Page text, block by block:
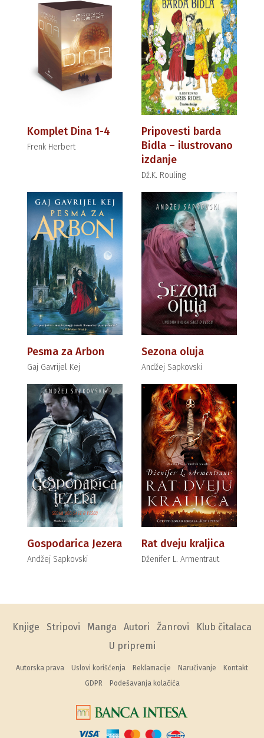
Komplet Dina 1-4
Frenk Herbert
Pripovesti barda
Bidla – ilustrovano
izdanje
Dž.K. Rouling
Pesma za Arbon
Gaj Gavrijel Kej
Sezona oluja
Andžej Sapkovski
Gospodarica Jezera
Andžej Sapkovski
Rat dveju kraljica
Dženifer L. Armentraut
Knjige Stripovi Manga Autori Žanrovi
Klub čitalaca
U pripremi
Autorska prava Uslovi korišćenja Reklamacije Naručivanje
Kontakt
GDPR
Podešavanja kolačića